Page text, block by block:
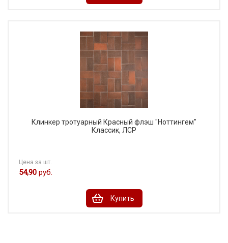
Клинкер тротуарный Красный флэш "Ноттингем"
Классик, ЛСР
Цена за шт.
54,90 руб.
Купить